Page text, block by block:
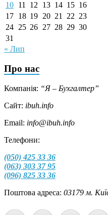
10 11 12 13 14 15 16
17 18 19 20 21 22 23
24 25 26 27 28 29 30
31
« Лип
Про нас
Компанія: “Я – Бухгалтер”
Сайт: ibuh.info
Email: info@ibuh.info
Телефони:
(050) 425 33 36
(063) 303 37 95
(096) 825 33 36
Поштова адреса: 03179 м.